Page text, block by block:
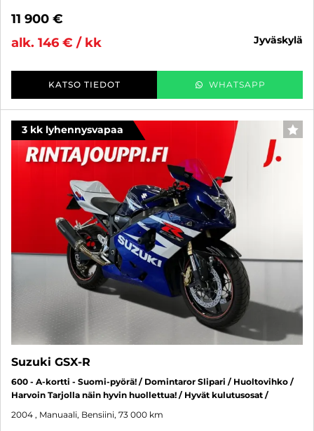
11 900 €
alk. 146 € / kk
jyväskylä
KATSO TIEDOT WHATSAPP
3 kk lyhennysvapaa
Suzuki GSX-R
600 - A-kortti - Suomi-pyörä! / Domintaror Slipari / Huoltovihko /
Harvoin Tarjolla näin hyvin huollettua! / Hyvät kulutusosat /
2004 , Manuaali, Bensiini, 73 000 km